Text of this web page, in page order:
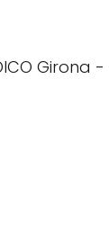
Girona